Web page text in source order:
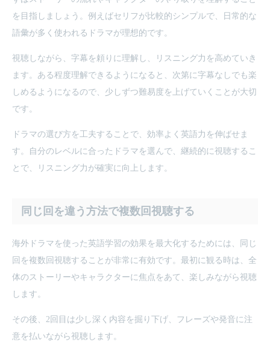
を目指しましょう。例えばセリフが比較的シンプルで、日常的な
語彙が多く使われるドラマが理想的です。
視聴しながら、字幕を頼りに理解し、リスニング力を高めていき
ます。ある程度理解できるようになると、次第に字幕なしでも楽
しめるようになるので、少しずつ難易度を上げていくことが大切
です。
ドラマの選び方を工夫することで、効率よく英語力を伸ばせま
す。自分のレベルに合ったドラマを選んで、継続的に視聴するこ
とで、リスニング力が確実に向上します。
同じ回を違う方法で複数回視聴する
海外ドラマを使った英語学習の効果を最大化するためには、同じ
回を複数回視聴することが非常に有効です。最初に観る時は、全
体のストーリーやキャラクターに焦点をあて、楽しみながら視聴
します。
その後、2回目は少し深く内容を掘り下げ、フレーズや発音に注
意を払いながら視聴します。